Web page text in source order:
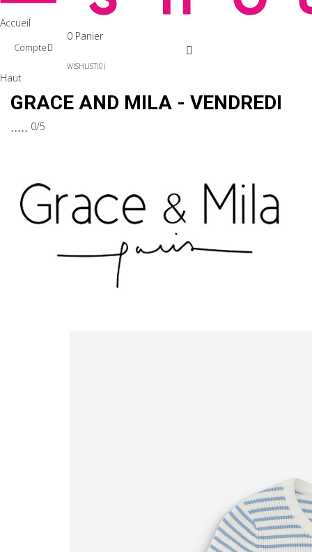
Accueil
Compte
0 Panier
WISHLIST 0
Haut
GRACE AND MILA - VENDREDI
0/5